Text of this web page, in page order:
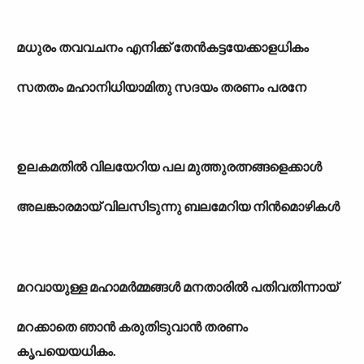
മധുരം തവവചനം എനിക്ക് തേൻകട്ടയേക്കാളധികം
സതതം മഹാനിധിയാമിതു സദയം തരണം പരനേ
ഉലകമതിൽ വിലയേറിയ പല മുത്തുരത്നങ്ങളെക്കാൾ
അലങ്കാരമായ് വിലസിടുന്നു ബലമേറിയ നിൻമൊഴികൾ
മറവായുള്ള മഹാമർമ്മങ്ങൾ മനതാരിൽ പതിവതിന്നായ്
മറക്കാതെ ഞാൻ കരുതിടുവാൻ തരണം
കൃപയെയധികം.